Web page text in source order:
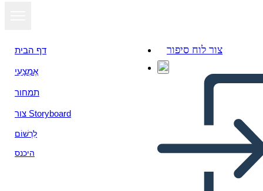
דף הבית
אֶמְצָעִי
תמחור
צור Storyboard
לִרְשׁוֹם
היכנס
צור לוח סיפור